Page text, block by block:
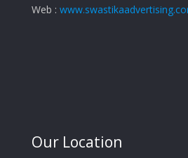
Web :
Our Location